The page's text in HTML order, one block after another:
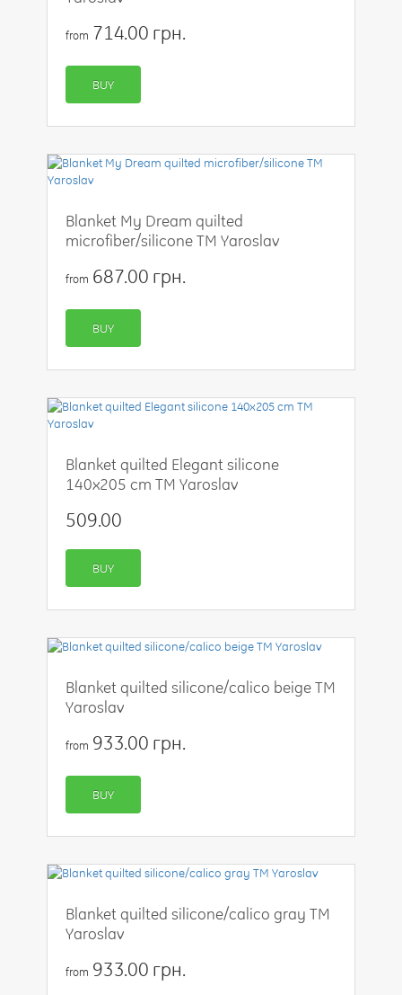
from 714.00 грн.
BUY
Blanket My Dream quilted
microfiber/silicone TM Yaroslav
from 687.00 грн.
BUY
Blanket quilted Elegant silicone
140x205 cm TM Yaroslav
509.00
BUY
Blanket quilted silicone/calico beige TM
Yaroslav
from 933.00 грн.
BUY
Blanket quilted silicone/calico gray TM
Yaroslav
from 933.00 грн.